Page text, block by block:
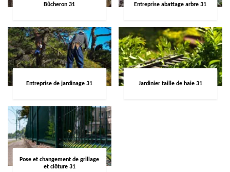
Bûcheron 31 Entreprise abattage arbre 31
Entreprise de jardinage 31 Jardinier taille de haie 31
Pose et changement de grillage
et clôture 31